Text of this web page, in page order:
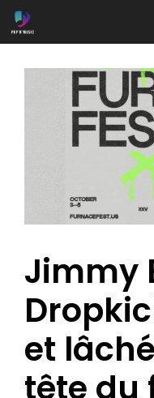
Aller
au
Jimmy
et
tête du